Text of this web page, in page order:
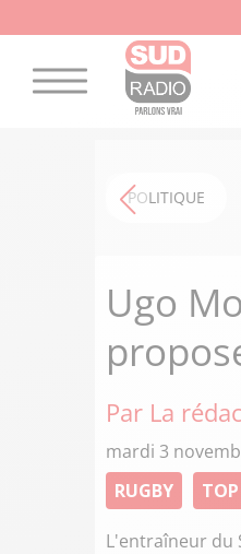
POLITIQUE
Ugo
Par La
mardi 3
RUGBY
L'entraîneur du